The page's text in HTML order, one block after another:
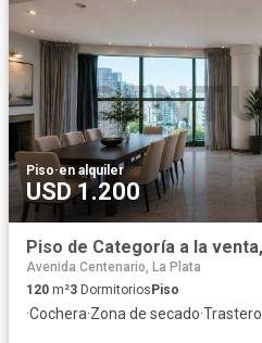
Piso·en alquiler
USD 1.200
Avenida Centenario, La Plata
120 m²3 Dormitorios Piso
·Cochera·Zona de secado·Trastero